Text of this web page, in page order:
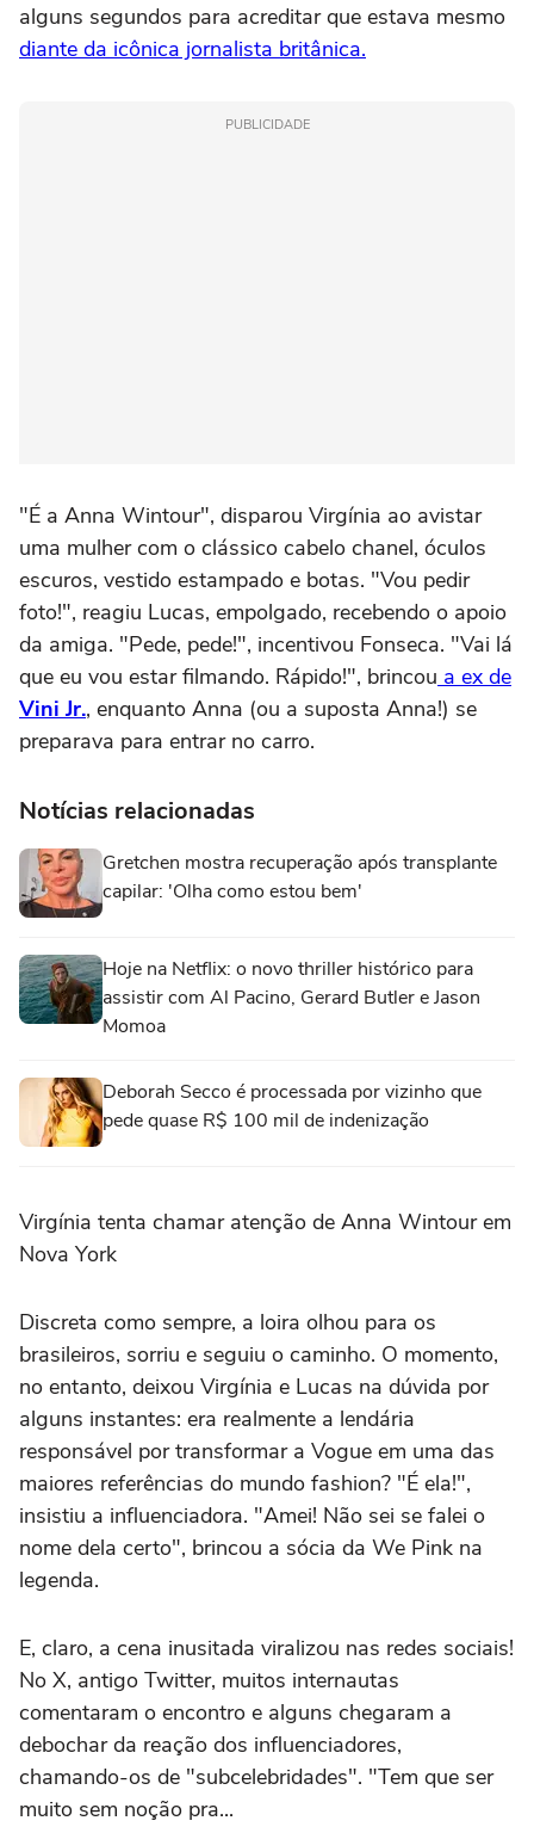
alguns segundos para acreditar que estava mesmo
diante da icônica jornalista britânica.
PUBLICIDADE
"É a Anna Wintour", disparou Virgínia ao avistar
uma mulher com o clássico cabelo chanel, óculos
escuros, vestido estampado e botas. "Vou pedir
foto!", reagiu Lucas, empolgado, recebendo o apoio
da amiga. "Pede, pede!", incentivou Fonseca. "Vai lá
que eu vou estar filmando. Rápido!", brincou a ex de
Vini Jr., enquanto Anna (ou a suposta Anna!) se
preparava para entrar no carro.
Notícias relacionadas
Gretchen mostra recuperação após transplante
capilar: 'Olha como estou bem'
Hoje na Netflix: o novo thriller histórico para
assistir com Al Pacino, Gerard Butler e Jason
Momoa
Deborah Secco é processada por vizinho que
pede quase R$ 100 mil de indenização
Virgínia tenta chamar atenção de Anna Wintour em
Nova York
Discreta como sempre, a loira olhou para os
brasileiros, sorriu e seguiu o caminho. O momento,
no entanto, deixou Virgínia e Lucas na dúvida por
alguns instantes: era realmente a lendária
responsável por transformar a Vogue em uma das
maiores referências do mundo fashion? "É ela!",
insistiu a influenciadora. "Amei! Não sei se falei o
nome dela certo", brincou a sócia da We Pink na
legenda.
E, claro, a cena inusitada viralizou nas redes sociais!
No X, antigo Twitter, muitos internautas
comentaram o encontro e alguns chegaram a
debochar da reação dos influenciadores,
chamando-os de "subcelebridades". "Tem que ser
muito sem noção pra...